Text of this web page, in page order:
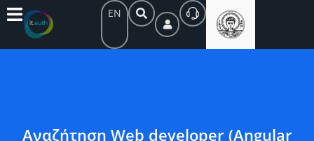
EN
Αναζήτηση Web developer (Angular